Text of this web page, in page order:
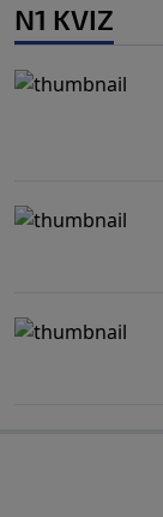
N1 KVIZ